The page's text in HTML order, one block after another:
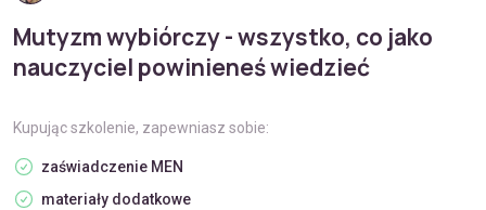
Mutyzm wybiórczy - wszystko, co jako
nauczyciel powinieneś wiedzieć
Kupując szkolenie, zapewniasz sobie:
zaświadczenie MEN
materiały dodatkowe